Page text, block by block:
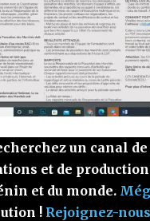
un canal
et de
et du monde.
! Rejoignez-